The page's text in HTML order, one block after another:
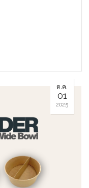
ต.ค.
01
2025